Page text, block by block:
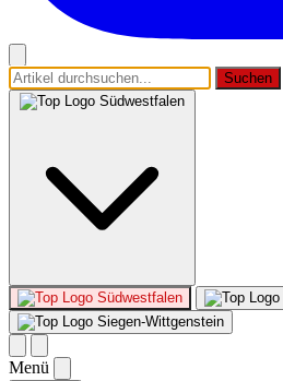
Suchen
Südwestfalen
Südwestfalen
Siegen-Wittgenstein
Menü